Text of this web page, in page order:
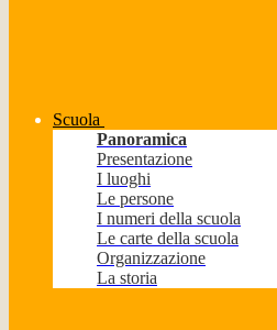
Scuola
Panoramica
Presentazione
I luoghi
Le persone
I numeri della scuola
Le carte della scuola
Organizzazione
La storia